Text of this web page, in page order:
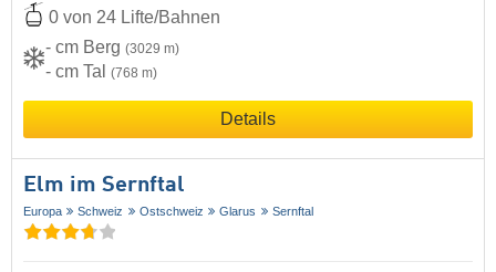
0 von 24 Lifte/Bahnen
- cm Berg (3029 m)
- cm Tal (768 m)
Details
Elm im Sernftal
Europa Schweiz Ostschweiz Glarus Sernftal